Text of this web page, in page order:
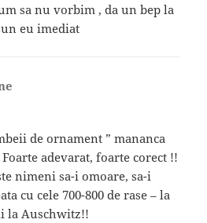
sa nu vorbim , da un bep la
eu imediat
de ornament ” mananca
adevarat, foarte corect !!
nimeni sa-i omoare, sa-i
cu cele 700-800 de rase – la
la Auschwitz!!